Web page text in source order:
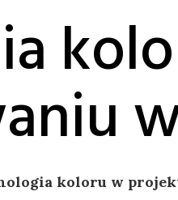
koloru w